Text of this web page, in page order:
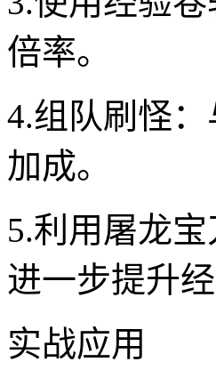
倍率。
4.组队刷怪
加成。
5.利用屠龙
进一步提升
实战应用